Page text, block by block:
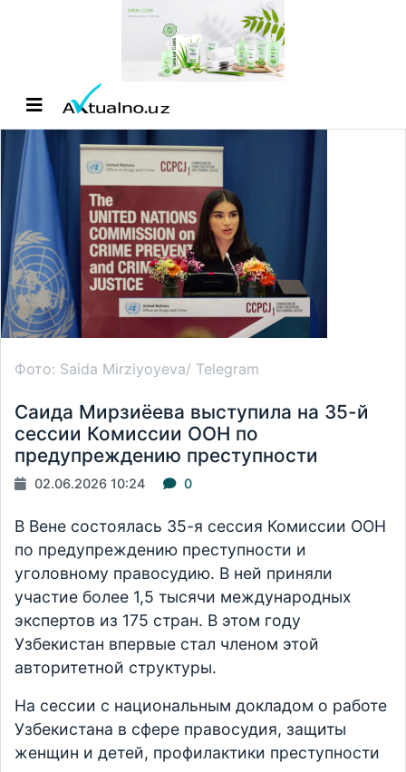
Фото: Saida Mirziyoyeva/ Telegram
Саида Мирзиёева выступила на 35-й
сессии Комиссии ООН по
предупреждению преступности
02.06.2026 10:24 0
В Вене состоялась 35-я сессия Комиссии ООН
по предупреждению преступности и
уголовному правосудию. В ней приняли
участие более 1,5 тысячи международных
экспертов из 175 стран. В этом году
Узбекистан впервые стал членом этой
авторитетной структуры.
На сессии с национальным докладом о работе
Узбекистана в сфере правосудия, защиты
женщин и детей, профилактики преступности